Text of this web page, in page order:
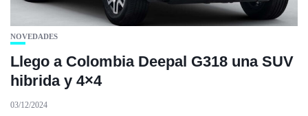
NOVEDADES
Llego a Colombia Deepal G318 una SUV
hibrida y 4×4
03/12/2024